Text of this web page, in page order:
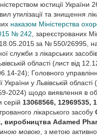
юстиції України
утилізації та знищення
наказом Міністерства
№ 242 , зареєстрованих
18.05.2015 за № 550/26995, на
служби з лікарських
області (лист від
24); Головного
України у Львівській області
2024) щодо виявлення в
серій 13068566, 12969535,
лікарського засобу
виробництва Adamed
мовою , з метою